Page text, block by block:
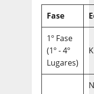
Fase
1º Fase
(1º - 4º
Lugares)